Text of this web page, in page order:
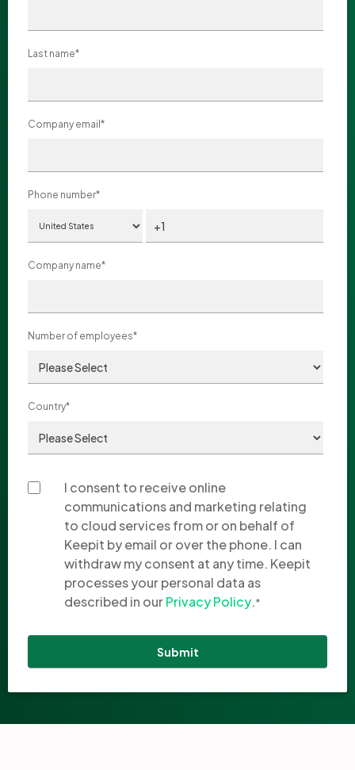
Last name*
Company email *
Phone number*
Company name*
Number of employees*
Country*
I consent to receive online
communications and marketing relating
to cloud services from or on behalf of
Keepit by email or over the phone. I can
withdraw my consent at any time. Keepit
processes your personal data as
described in ourPrivacy Policy.*